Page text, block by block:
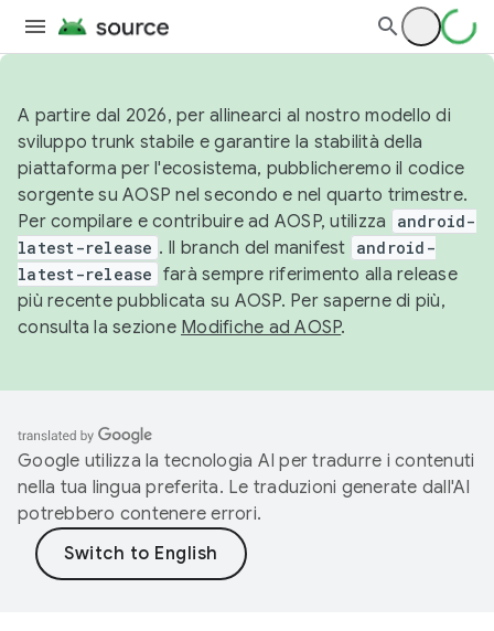
A partire dal 2026, per allinearci al nostro modello di
sviluppo trunk stabile e garantire la stabilità della
piattaforma per l'ecosistema, pubblicheremo il codice
sorgente su AOSP nel secondo e nel quarto trimestre.
Per compilare e contribuire ad AOSP, utilizza
android-
latest-release . Il branch del manifest android-
latest-release farà sempre riferimento alla release
più recente pubblicata su AOSP. Per saperne di più,
consulta la sezione Modifiche ad AOSP.
Google utilizza la tecnologia AI per tradurre i contenuti
nella tua lingua preferita. Le traduzioni generate dall'AI
potrebbero contenere errori.